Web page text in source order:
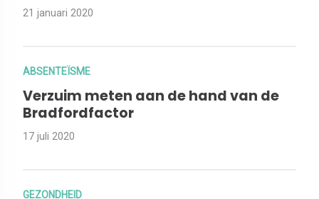
21 januari 2020
ABSENTEÏSME
Verzuim meten aan de hand van de
Bradfordfactor
17 juli 2020
GEZONDHEID